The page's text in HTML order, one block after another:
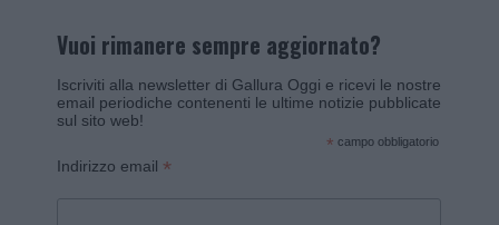
Vuoi rimanere sempre aggiornato?
Iscriviti alla newsletter di Gallura Oggi e ricevi le nostre
email periodiche contenenti le ultime notizie pubblicate
sul sito web!
* campo obbligatorio
Indirizzo email *